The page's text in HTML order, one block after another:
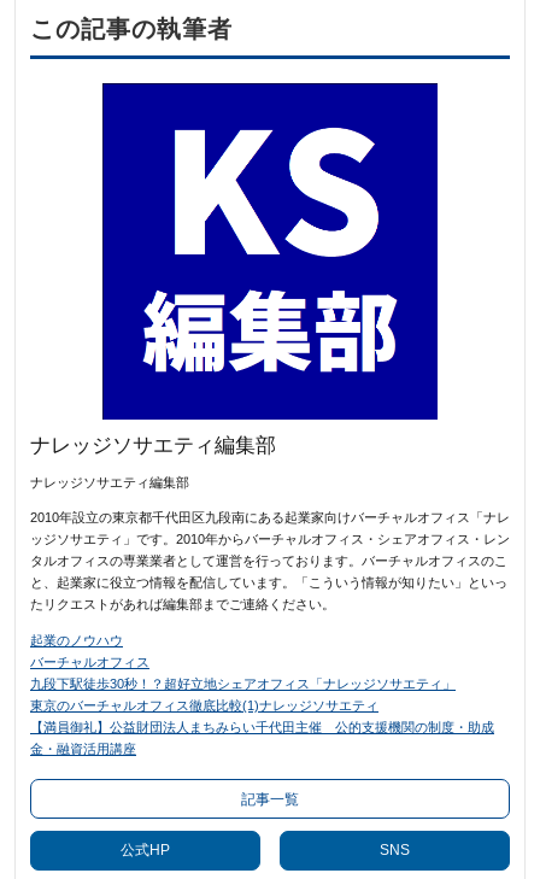
この記事の執筆者
ナレッジソサエティ編集部
ナレッジソサエティ編集部
2010年設立の東京都千代田区九段南にある起業家向けバーチャルオフィス「ナレ
ッジソサエティ」です。2010年からバーチャルオフィス・シェアオフィス・レン
タルオフィスの専業業者として運営を行っております。バーチャルオフィスのこ
と、起業家に役立つ情報を配信しています。「こういう情報が知りたい」といっ
たリクエストがあれば編集部までご連絡ください。
起業のノウハウ
バーチャルオフィス
九段下駅徒歩30秒！？超好立地シェアオフィス「ナレッジソサエティ」
東京のバーチャルオフィス徹底比較(1)ナレッジソサエティ
【満員御礼】公益財団法人まちみらい千代田主催 公的支援機関の制度・助成
金・融資活用講座
記事一覧
公式HP SNS